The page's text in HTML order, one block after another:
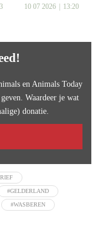
10 07 2026 13:20
en Animals Today
Waardeer je wat
donatie.
#GELDERLAND
#WASBEREN